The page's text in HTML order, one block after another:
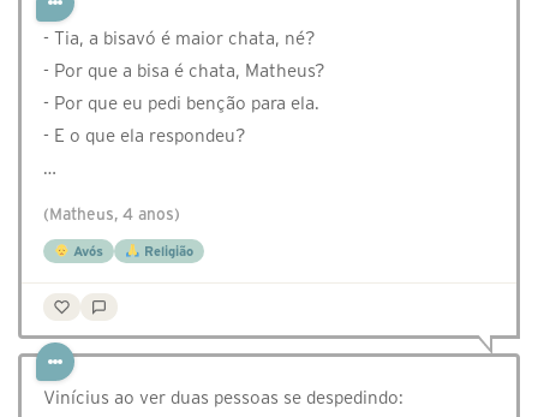
- Tia, a bisavó é maior chata, né?
- Por que a bisa é chata, Matheus?
- Por que eu pedi benção para ela.
- E o que ela respondeu?
…
(Matheus, 4 anos)
Avós Religião
Vinícius ao ver duas pessoas se despedindo: